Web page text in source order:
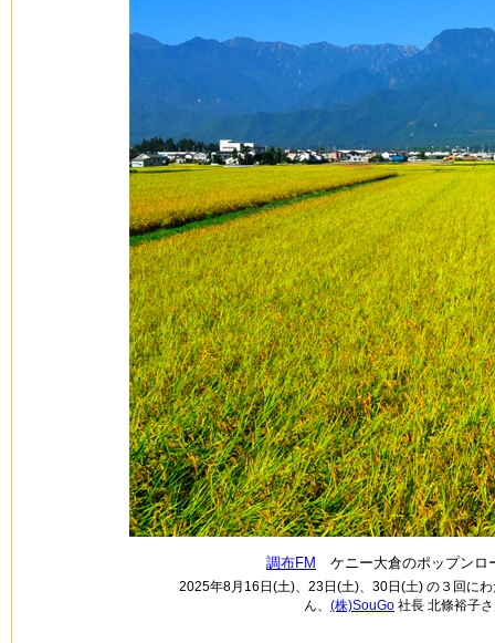
調布FM ケニー大倉のポップンロ
2025年8月16日(土)、23日(土)、30日(土) の３回に
ん、 (株)SouGo 社長 北條裕子